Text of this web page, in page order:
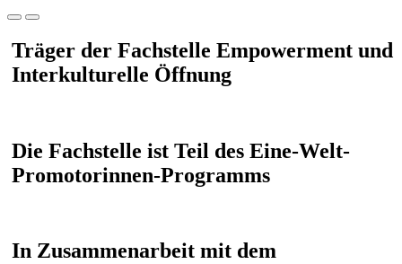
Träger der Fachstelle Empowerment und
Interkulturelle Öffnung
Die Fachstelle ist Teil des Eine-Welt-
Promotorinnen-Programms
In Zusammenarbeit mit dem